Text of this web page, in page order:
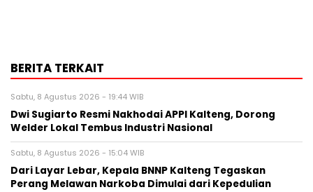
BERITA TERKAIT
Sabtu, 8 Agustus 2026 - 19:44 WIB
Dwi Sugiarto Resmi Nakhodai APPI Kalteng, Dorong
Welder Lokal Tembus Industri Nasional
Sabtu, 8 Agustus 2026 - 15:04 WIB
Dari Layar Lebar, Kepala BNNP Kalteng Tegaskan
Perang Melawan Narkoba Dimulai dari Kepedulian